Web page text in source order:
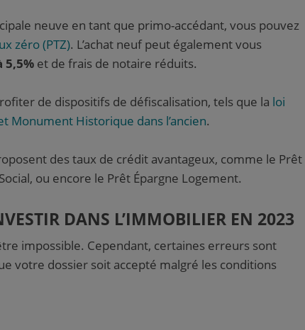
neuve en tant que primo-accédant, vous pouvez
zéro (PTZ). L’achat neuf peut également vous
5,5% et de frais de notaire réduits.
de dispositifs de défiscalisation, tels que la loi
Monument Historique dans l’ancien.
des taux de crédit avantageux, comme le Prêt
ou encore le Prêt Épargne Logement.
DANS L’IMMOBILIER EN 2023
impossible. Cependant, certaines erreurs sont
votre dossier soit accepté malgré les conditions